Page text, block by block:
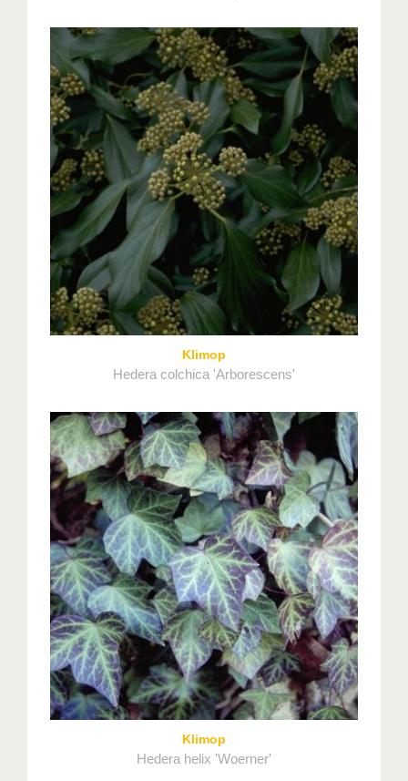
Klimop
Hedera colchica 'Arborescens'
Klimop
Hedera helix 'Woerner'